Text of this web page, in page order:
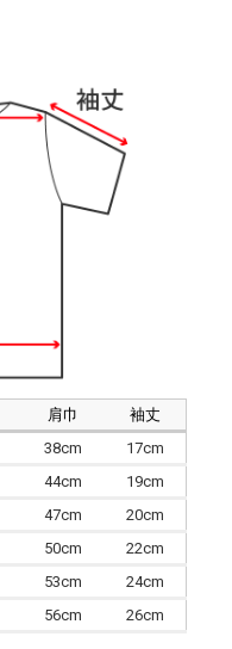
肩巾
袖丈
38cm
17cm
44cm
19cm
47cm
20cm
50cm
22cm
53cm
24cm
56cm 26cm